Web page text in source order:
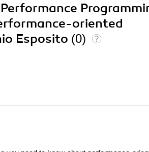
oriented
Esposito (0)